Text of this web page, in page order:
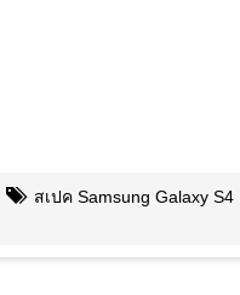
สเปค Samsung Galaxy S4